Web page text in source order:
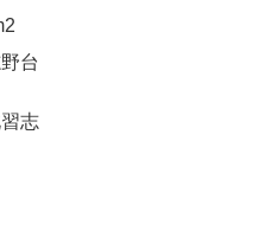
2
台
志